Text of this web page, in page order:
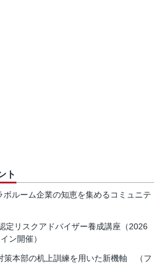
ト
ボルーム企業の知恵を集めるコミュニテ
定リスクアドバイザー養成講座（2026
ン開催）
策本部の机上訓練を用いた新機軸 （フ